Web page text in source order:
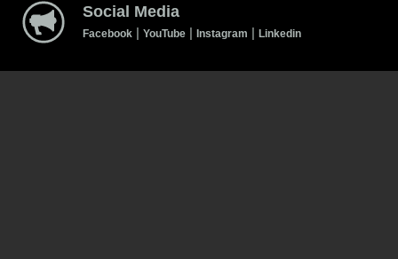
Social Media
Facebook | YouTube | Instagram | Linkedin